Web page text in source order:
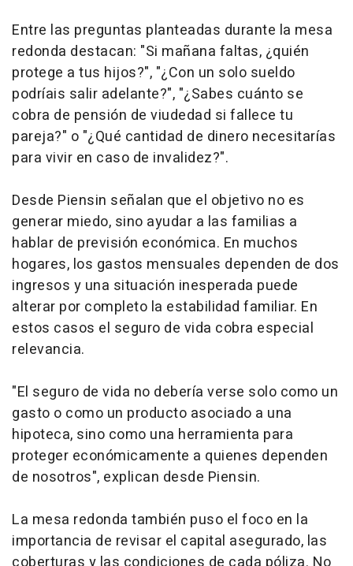
Entre las preguntas planteadas durante la mesa
redonda destacan: "Si mañana faltas, ¿quién
protege a tus hijos?", "¿Con un solo sueldo
podríais salir adelante?", "¿Sabes cuánto se
cobra de pensión de viudedad si fallece tu
pareja?" o "¿Qué cantidad de dinero necesitarías
para vivir en caso de invalidez?".
Desde Piensin señalan que el objetivo no es
generar miedo, sino ayudar a las familias a
hablar de previsión económica. En muchos
hogares, los gastos mensuales dependen de dos
ingresos y una situación inesperada puede
alterar por completo la estabilidad familiar. En
estos casos el seguro de vida cobra especial
relevancia.
"El seguro de vida no debería verse solo como un
gasto o como un producto asociado a una
hipoteca, sino como una herramienta para
proteger económicamente a quienes dependen
de nosotros", explican desde Piensin.
La mesa redonda también puso el foco en la
importancia de revisar el capital asegurado, las